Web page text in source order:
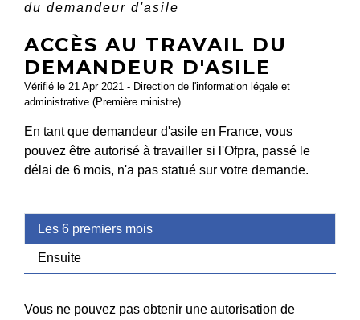
du demandeur d'asile
ACCÈS AU TRAVAIL DU
DEMANDEUR D'ASILE
Vérifié le 21 Apr 2021 - Direction de l'information légale et
administrative (Première ministre)
En tant que demandeur d'asile en France, vous
pouvez être autorisé à travailler si l'Ofpra, passé le
délai de 6 mois, n'a pas statué sur votre demande.
Les 6 premiers mois
Ensuite
Vous ne pouvez pas obtenir une autorisation de